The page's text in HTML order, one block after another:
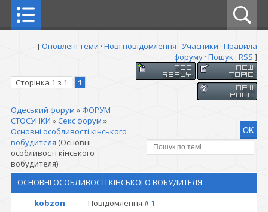
[Оновлені теми · Нові повідомлення · Учасники · Правила
форуму · Пошук · RSS ]
Сторінка 1 з 1 1
Одеський форум » ФОРУМ
СТОСУНКИ »Секс форум »
Основні особливості кінського
вобудителя (Основні
особливості кінського
вобудителя)
ОСНОВНІ ОСОБЛИВОСТІ КІНСЬКОГО ВОБУДИТЕЛЯ
kobzon
Повідомлення # 1